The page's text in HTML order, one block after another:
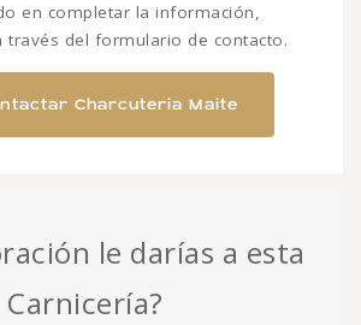
en completar la información,
través del formulario de contacto.
Charcuteria Maite
le darías a esta
Carnicería?